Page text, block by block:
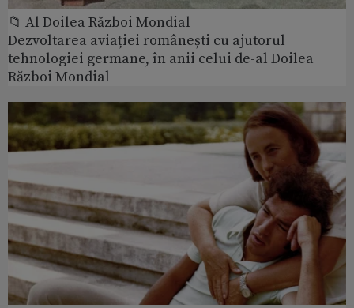
📁 Al Doilea Război Mondial
Dezvoltarea aviației românești cu ajutorul
tehnologiei germane, în anii celui de-al Doilea
Război Mondial